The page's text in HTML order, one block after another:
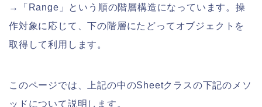
→「Range」という順の階層構造になっています。操
作対象に応じて、下の階層にたどってオブジェクトを
取得して利用します。
このページでは、上記の中のSheetクラスの下記のメソ
ッドについて説明します。